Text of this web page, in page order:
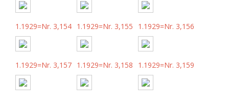
1.1929=Nr. 3,154 1.1929=Nr. 3,155 1.1929=Nr. 3,156
1.1929=Nr. 3,157 1.1929=Nr. 3,158 1.1929=Nr. 3,159